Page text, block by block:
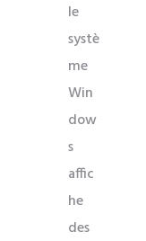
le
systè
me
Win
dow
s
affic
he
des